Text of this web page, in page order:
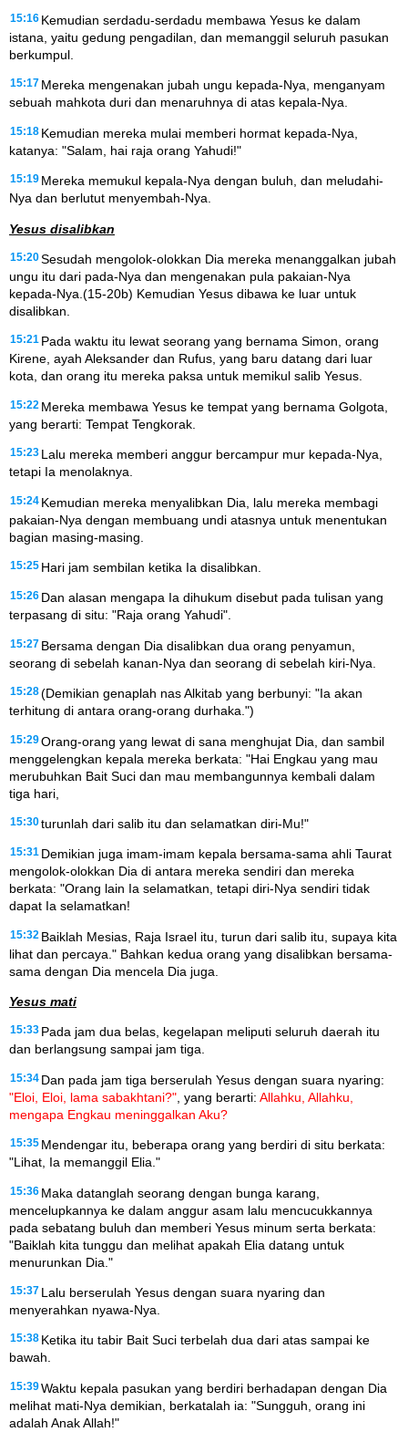
15:16 Kemudian serdadu-serdadu membawa Yesus ke dalam
istana, yaitu gedung pengadilan, dan memanggil seluruh pasukan
berkumpul.
15:17 Mereka mengenakan jubah ungu kepada-Nya, menganyam
sebuah mahkota duri dan menaruhnya di atas kepala-Nya.
15:18 Kemudian mereka mulai memberi hormat kepada-Nya,
katanya: "Salam, hai raja orang Yahudi!"
15:19 Mereka memukul kepala-Nya dengan buluh, dan meludahi-
Nya dan berlutut menyembah-Nya.
Yesus disalibkan
15:20Sesudah mengolok-olokkan Dia mereka menanggalkan jubah
ungu itu dari pada-Nya dan mengenakan pula pakaian-Nya
kepada-Nya.(15-20b) Kemudian Yesus dibawa ke luar untuk
disalibkan.
15:21 Pada waktu itu lewat seorang yang bernama Simon, orang
Kirene, ayah Aleksander dan Rufus, yang baru datang dari luar
kota, dan orang itu mereka paksa untuk memikul salib Yesus.
15:22 Mereka membawa Yesus ke tempat yang bernama Golgota,
yang berarti: Tempat Tengkorak.
15:23 Lalu mereka memberi anggur bercampur mur kepada-Nya,
tetapi Ia menolaknya.
15:24 Kemudian mereka menyalibkan Dia, lalu mereka membagi
pakaian-Nya dengan membuang undi atasnya untuk menentukan
bagian masing-masing.
15:25 Hari jam sembilan ketika Ia disalibkan.
15:26 Dan alasan mengapa Ia dihukum disebut pada tulisan yang
terpasang di situ: "Raja orang Yahudi".
15:27 Bersama dengan Dia disalibkan dua orang penyamun,
seorang di sebelah kanan-Nya dan seorang di sebelah kiri-Nya.
15:28(Demikian genaplah nas Alkitab yang berbunyi: "Ia akan
terhitung di antara orang-orang durhaka.")
15:29Orang-orang yang lewat di sana menghujat Dia, dan sambil
menggelengkan kepala mereka berkata: "Hai Engkau yang mau
merubuhkan Bait Suci dan mau membangunnya kembali dalam
tiga hari,
15:30turunlah dari salib itu dan selamatkan diri-Mu!"
15:31 Demikian juga imam-imam kepala bersama-sama ahli Taurat
mengolok-olokkan Dia di antara mereka sendiri dan mereka
berkata: "Orang lain Ia selamatkan, tetapi diri-Nya sendiri tidak
dapat Ia selamatkan!
15:32 Baiklah Mesias, Raja Israel itu, turun dari salib itu, supaya kita
lihat dan percaya." Bahkan kedua orang yang disalibkan bersama-
sama dengan Dia mencela Dia juga.
Yesus mati
15:33 Pada jam dua belas, kegelapan meliputi seluruh daerah itu
dan berlangsung sampai jam tiga.
15:34 Dan pada jam tiga berserulah Yesus dengan suara nyaring:
"Eloi, Eloi, lama sabakhtani?" , yang berarti: Allahku, Allahku,
mengapa Engkau meninggalkan Aku?
15:35 Mendengar itu, beberapa orang yang berdiri di situ berkata:
"Lihat, Ia memanggil Elia."
15:36 Maka datanglah seorang dengan bunga karang,
mencelupkannya ke dalam anggur asam lalu mencucukkannya
pada sebatang buluh dan memberi Yesus minum serta berkata:
"Baiklah kita tunggu dan melihat apakah Elia datang untuk
menurunkan Dia."
15:37 Lalu berserulah Yesus dengan suara nyaring dan
menyerahkan nyawa-Nya.
15:38 Ketika itu tabir Bait Suci terbelah dua dari atas sampai ke
bawah.
15:39Waktu kepala pasukan yang berdiri berhadapan dengan Dia
melihat mati-Nya demikian, berkatalah ia: "Sungguh, orang ini
adalah Anak Allah!"